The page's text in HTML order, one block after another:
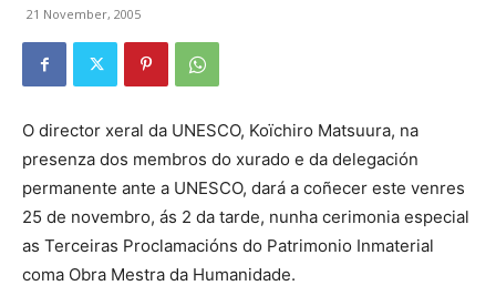
21 November, 2005
O director xeral da UNESCO, Koïchiro Matsuura, na
presenza dos membros do xurado e da delegación
permanente ante a UNESCO, dará a coñecer este venres
25 de novembro, ás 2 da tarde, nunha cerimonia especial
as Terceiras Proclamacións do Patrimonio Inmaterial
coma Obra Mestra da Humanidade.